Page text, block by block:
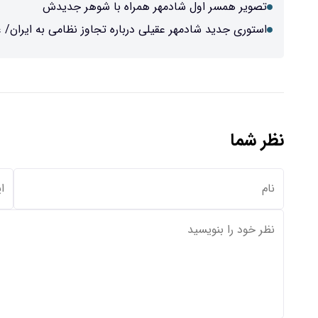
تصویر همسر اول شادمهر همراه با شوهر جدیدش
استوری جدید شادمهر عقیلی درباره تجاوز نظامی به
نظر شما